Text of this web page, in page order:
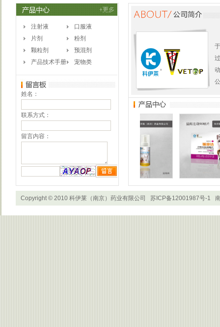
注射液
口服液
片剂
粉剂
颗粒剂
预混剂
产品技术手册
宠物类
姓名：
联系方式：
留言内容：
Copyright © 2010 科伊莱（南京）药业有限公司 苏ICP备12001987号-1